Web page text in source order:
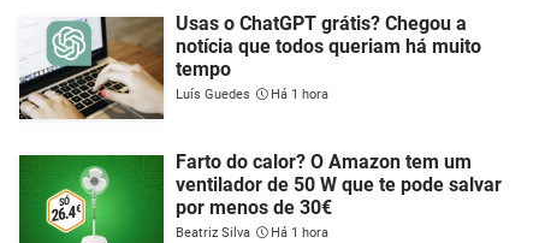
Usas o ChatGPT grátis? Chegou a
notícia que todos queriam há muito
tempo
Luís Guedes Há 1 hora
Farto do calor? O Amazon tem um
ventilador de 50 W que te pode salvar
por menos de 30€
Beatriz Silva Há 1 hora